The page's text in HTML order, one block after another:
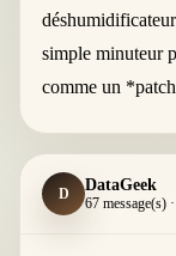
simple minuteur
comme un
D DataGeek
67 message(s)